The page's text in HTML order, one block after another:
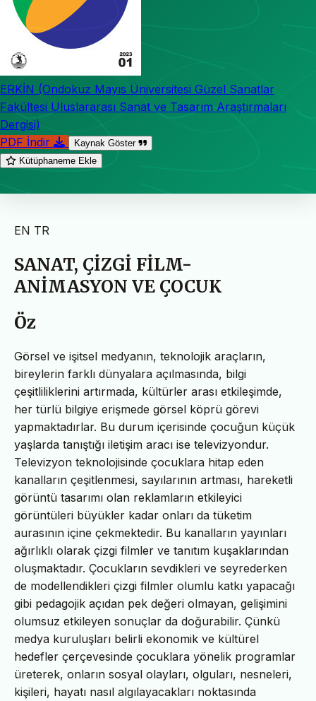
ERKİN (Ondokuz Mayıs Üniversitesi Güzel Sanatlar
Fakültesi Uluslararası Sanat ve Tasarım Araştırmaları
Dergisi)
PDF İndir
Kaynak Göster
Kütüphaneme Ekle
EN TR
SANAT, ÇİZGİ FİLM-
ANİMASYON VE ÇOCUK
Öz
Görsel ve işitsel medyanın, teknolojik araçların,
bireylerin farklı dünyalara açılmasında, bilgi
çeşitliliklerini artırmada, kültürler arası etkileşimde,
her türlü bilgiye erişmede görsel köprü görevi
yapmaktadırlar. Bu durum içerisinde çocuğun küçük
yaşlarda tanıştığı iletişim aracı ise televizyondur.
Televizyon teknolojisinde çocuklara hitap eden
kanalların çeşitlenmesi, sayılarının artması, hareketli
görüntü tasarımı olan reklamların etkileyici
görüntüleri büyükler kadar onları da tüketim
aurasının içine çekmektedir. Bu kanalların yayınları
ağırlıklı olarak çizgi filmler ve tanıtım kuşaklarından
oluşmaktadır. Çocukların sevdikleri ve seyrederken
de modellendikleri çizgi filmler olumlu katkı yapacağı
gibi pedagojik açıdan pek değeri olmayan, gelişimini
olumsuz etkileyen sonuçlar da doğurabilir. Çünkü
medya kuruluşları belirli ekonomik ve kültürel
hedefler çerçevesinde çocuklara yönelik programlar
üreterek, onların sosyal olayları, olguları, nesneleri,
kişileri, hayatı nasıl algılayacakları noktasında